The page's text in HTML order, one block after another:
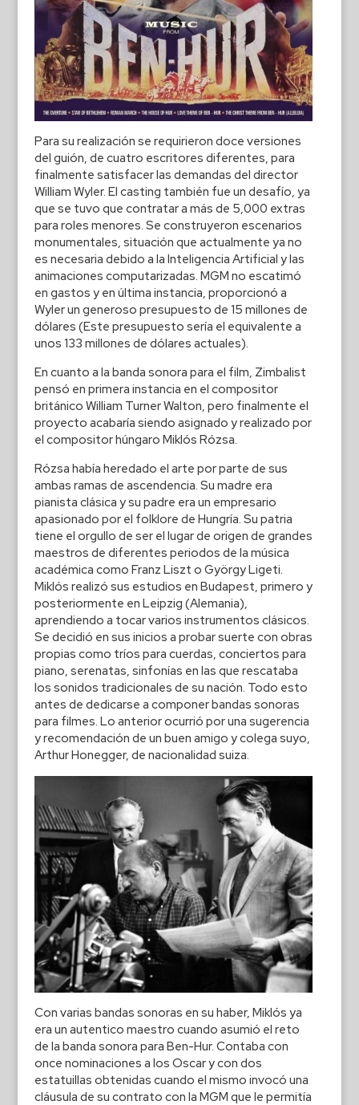
Para su realización se requirieron doce versiones
del guión, de cuatro escritores diferentes, para
finalmente satisfacer las demandas del director
William Wyler. El casting también fue un desafío, ya
que se tuvo que contratar a más de 5,000 extras
para roles menores. Se construyeron escenarios
monumentales, situación que actualmente ya no
es necesaria debido a la Inteligencia Artificial y las
animaciones computarizadas. MGM no escatimó
en gastos y en última instancia, proporcionó a
Wyler un generoso presupuesto de 15 millones de
dólares (Este presupuesto sería el equivalente a
unos 133 millones de dólares actuales).
En cuanto a la banda sonora para el film, Zimbalist
pensó en primera instancia en el compositor
británico William Turner Walton, pero finalmente el
proyecto acabaría siendo asignado y realizado por
el compositor húngaro Miklós Rózsa.
Rózsa había heredado el arte por parte de sus
ambas ramas de ascendencia. Su madre era
pianista clásica y su padre era un empresario
apasionado por el folklore de Hungría. Su patria
tiene el orgullo de ser el lugar de origen de grandes
maestros de diferentes periodos de la música
académica como Franz Liszt o György Ligeti.
Miklós realizó sus estudios en Budapest, primero y
posteriormente en Leipzig (Alemania),
aprendiendo a tocar varios instrumentos clásicos.
Se decidió en sus inicios a probar suerte con obras
propias como tríos para cuerdas, conciertos para
piano, serenatas, sinfonías en las que rescataba
los sonidos tradicionales de su nación. Todo esto
antes de dedicarse a componer bandas sonoras
para filmes. Lo anterior ocurrió por una sugerencia
y recomendación de un buen amigo y colega suyo,
Arthur Honegger, de nacionalidad suiza.
Con varias bandas sonoras en su haber, Miklós ya
era un autentico maestro cuando asumió el reto
de la banda sonora para Ben-Hur. Contaba con
once nominaciones a los Oscar y con dos
estatuillas obtenidas cuando el mismo invocó una
cláusula de su contrato con la MGM que le permitía